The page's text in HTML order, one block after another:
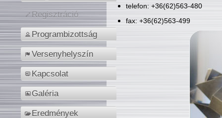
Regisztráció
Programbizottság
Versenyhelyszín
Kapcsolat
Galéria
Eredmények
telefon: +36(62)563-480
fax: +36(62)563-499